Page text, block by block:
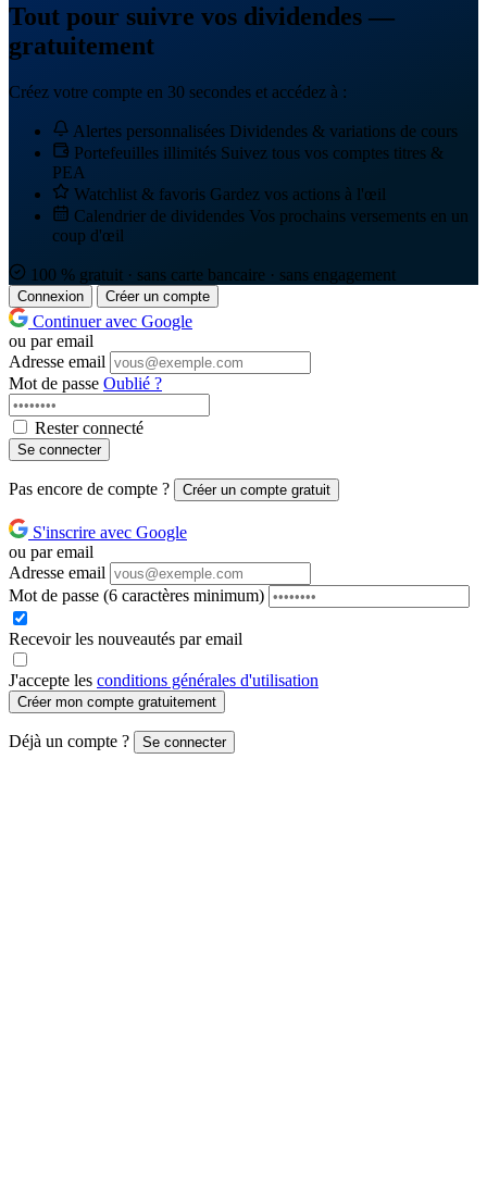
Tout pour suivre vos dividendes —
gratuitement
Créez votre compte en 30 secondes et accédez à :
Alertes personnalisées Dividendes & variations de cours
Portefeuilles illimités Suivez tous vos comptes titres &
PEA
Watchlist & favoris Gardez vos actions à l'œil
Calendrier de dividendes Vos prochains versements en un
coup d'œil
100 % gratuit · sans carte bancaire · sans engagement
Connexion Créer un compte
Continuer avec Google
ou par email
Adresse email
Mot de passe Oublié ?
Rester connecté
Se connecter
Pas encore de compte ? Créer un compte gratuit
S'inscrire avec Google
ou par email
Adresse email
Mot de passe (6 caractères minimum)
Recevoir les nouveautés par email
J'accepte les conditions générales d'utilisation
Créer mon compte gratuitement
Déjà un compte ? Se connecter